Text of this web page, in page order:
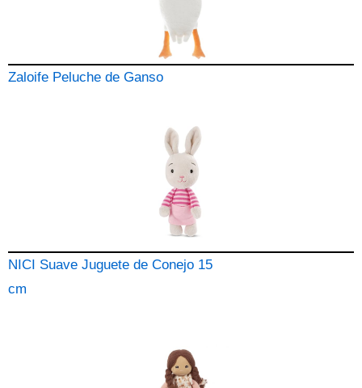
Zaloife Peluche de Ganso
NICI Suave Juguete de Conejo 15
cm